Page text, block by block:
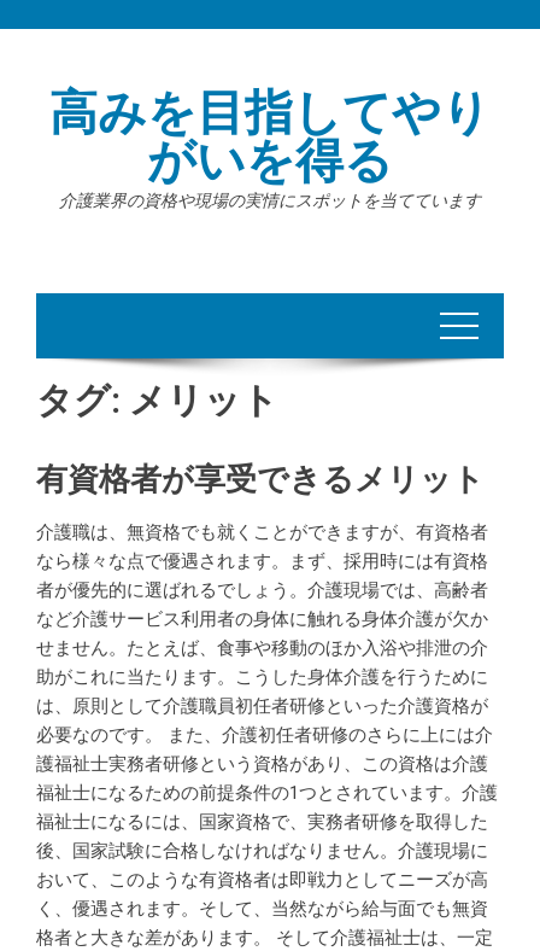
高みを目指してやり
がいを得る
介護業界の資格や現場の実情にスポットを当てています
タグ: メリット
有資格者が享受できるメリット
介護職は、無資格でも就くことができますが、有資格者
なら様々な点で優遇されます。まず、採用時には有資格
者が優先的に選ばれるでしょう。介護現場では、高齢者
など介護サービス利用者の身体に触れる身体介護が欠か
せません。たとえば、食事や移動のほか入浴や排泄の介
助がこれに当たります。こうした身体介護を行うために
は、原則として介護職員初任者研修といった介護資格が
必要なのです。 また、介護初任者研修のさらに上には介
護福祉士実務者研修という資格があり、この資格は介護
福祉士になるための前提条件の1つとされています。介護
福祉士になるには、国家資格で、実務者研修を取得した
後、国家試験に合格しなければなりません。介護現場に
おいて、このような有資格者は即戦力としてニーズが高
く、優遇されます。そして、当然ながら給与面でも無資
格者と大きな差があります。 そして介護福祉士は、一定